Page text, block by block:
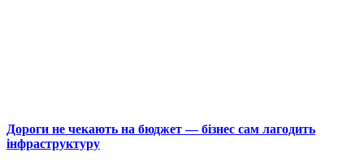
Дороги не чекають на бюджет — бізнес сам лагодить
інфраструктуру